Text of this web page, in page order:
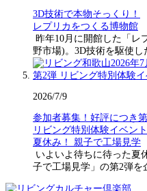
3D技術で本物そっくり！
レプリカをつくる博物館
昨年10月に開館した「レ
野市場)。3D技術を駆使
2026/7/9
参加者募集！好評につき
リビング特別体験イベント
夏休み！ 親子で工場見学
いよいよ待ちに待った夏
子で工場見学」の第2弾